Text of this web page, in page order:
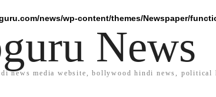
news/wp-content/themes/Newspaper/
News
news media website, bollywood hindi news,